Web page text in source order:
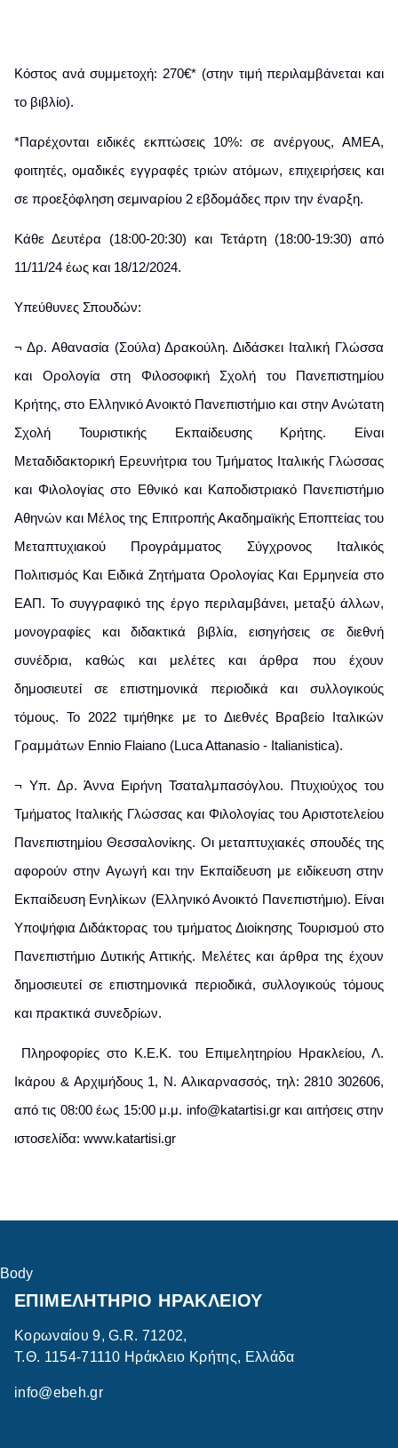
Κόστος ανά συμμετοχή: 270€* (στην τιμή περιλαμβάνεται και
το βιβλίο).
*Παρέχονται ειδικές εκπτώσεις 10%: σε ανέργους, AMEA,
φοιτητές, ομαδικές εγγραφές τριών ατόμων, επιχειρήσεις και
σε προεξόφληση σεμιναρίου 2 εβδομάδες πριν την έναρξη.
Κάθε Δευτέρα (18:00-20:30) και Τετάρτη (18:00-19:30) από
11/11/24 έως και 18/12/2024.
Υπεύθυνες Σπουδών:
¬ Δρ. Αθανασία (Σούλα) Δρακούλη. Διδάσκει Ιταλική Γλώσσα
και Ορολογία στη Φιλοσοφική Σχολή του Πανεπιστημίου
Κρήτης, στo Ελληνικό Ανοικτό Πανεπιστήμιο και στην Ανώτατη
Σχολή Τουριστικής Εκπαίδευσης Κρήτης. Είναι
Μεταδιδακτορική Ερευνήτρια του Τμήματος Ιταλικής Γλώσσας
και Φιλολογίας στο Εθνικό και Καποδιστριακό Πανεπιστήμιο
Αθηνών και Μέλος της Επιτροπής Ακαδημαϊκής Εποπτείας του
Μεταπτυχιακού Προγράμματος Σύγχρονος Ιταλικός
Πολιτισμός Και Ειδικά Ζητήματα Ορολογίας Και Ερμηνεία στο
ΕΑΠ. To συγγραφικό της έργο περιλαμβάνει, μεταξύ άλλων,
μονογραφίες και διδακτικά βιβλία, εισηγήσεις σε διεθνή
συνέδρια, καθώς και μελέτες και άρθρα που έχουν
δημοσιευτεί σε επιστημονικά περιοδικά και συλλογικούς
τόμους. Το 2022 τιμήθηκε με το Διεθνές Βραβείο Ιταλικών
Γραμμάτων Ennio Flaiano (Luca Attanasio - Italianistica).
¬ Υπ. Δρ. Άννα Ειρήνη Τσαταλμπασόγλου. Πτυχιούχος του
Τμήματος Ιταλικής Γλώσσας και Φιλολογίας του Αριστοτελείου
Πανεπιστημίου Θεσσαλονίκης. Οι μεταπτυχιακές σπουδές της
αφορούν στην Αγωγή και την Εκπαίδευση με ειδίκευση στην
Εκπαίδευση Ενηλίκων (Ελληνικό Ανοικτό Πανεπιστήμιο). Είναι
Υποψήφια Διδάκτορας του τμήματος Διοίκησης Τουρισμού στο
Πανεπιστήμιο Δυτικής Αττικής. Μελέτες και άρθρα της έχουν
δημοσιευτεί σε επιστημονικά περιοδικά, συλλογικούς τόμους
και πρακτικά συνεδρίων.
Πληροφορίες στο Κ.Ε.Κ. του Επιμελητηρίου Ηρακλείου, Λ.
Ικάρου & Αρχιμήδους 1, Ν. Αλικαρνασσός, τηλ: 2810 302606,
από τις 08:00 έως 15:00 μ.μ. info@katartisi.gr και αιτήσεις στην
ιστοσελίδα: www.katartisi.gr
Body
ΕΠΙΜΕΛΗΤΗΡΙΟ ΗΡΑΚΛΕΙΟΥ
Κορωναίου 9, G.R. 71202,
Τ.Θ. 1154-71110 Ηράκλειο Κρήτης, Ελλάδα
info@ebeh.gr